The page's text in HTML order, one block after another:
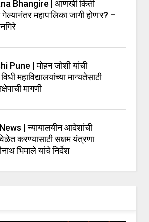
Bhangire | आणखी किती
महापालिका जागी होणार? –
Pune | मोहन जोशी यांची
महाविद्यालयांच्या मान्यतेसाठी
मागणी
| न्यायालयीन आदेशांची
करण्यासाठी सक्षम यंत्रणा
भिमाले यांचे निर्देश